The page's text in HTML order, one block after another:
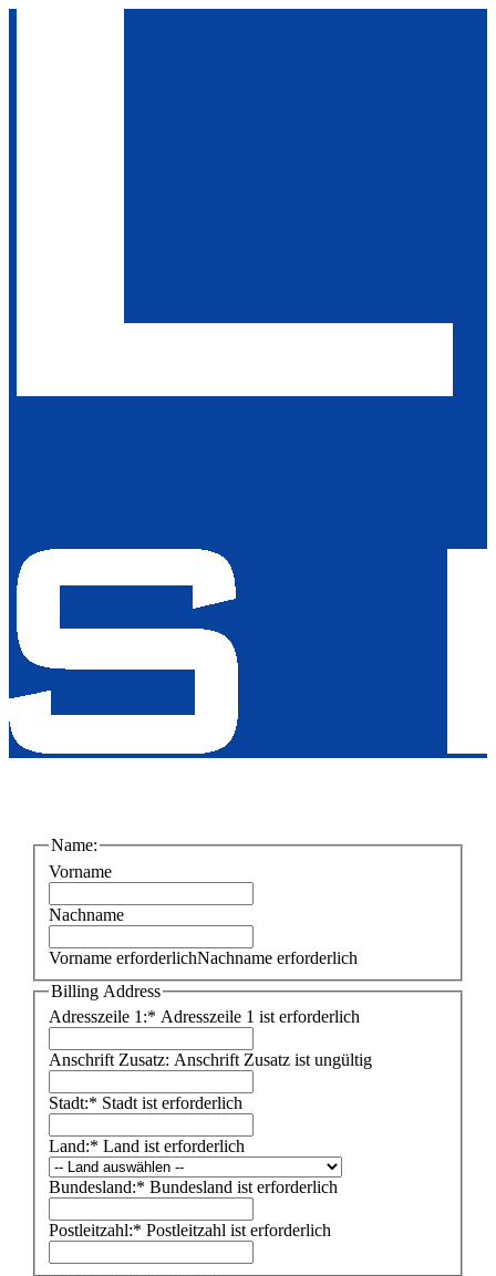
Name:
Vorname
Nachname
Vorname erforderlichNachname erforderlich
Billing Address
Adresszeile 1:* Adresszeile 1 ist erforderlich
Anschrift Zusatz: Anschrift Zusatz ist ungültig
Stadt:* Stadt ist erforderlich
Land:* Land ist erforderlich
Bundesland:* Bundesland ist erforderlich
Postleitzahl:* Postleitzahl ist erforderlich